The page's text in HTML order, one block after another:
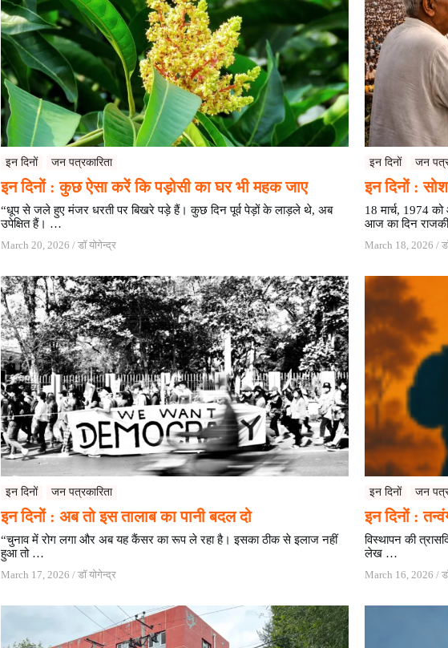
इन दिनों जन पत्रकारिता
इन दिनों : कुछ ऐसा करें कि पड़ोसी का घर भी महक जाए
“धूप से जले हुए मंजर धरती पर बिखरे पड़े हैं। कुछ दिन पूर्व पेड़ों के लाड़ले थे, अब
उपेक्षित हैं। …
March 20, 2026 / डॉ योगेन्द्र
इन दिनों जन
इन दिनों :
18 मार्च, 1974
आज का दिन
March 18, 2026 /
इन दिनों जन पत्रकारिता
इन दिनों : अब तो इस तालाब का पानी बदल दो
“चुनाव में रोग लगा और अब यह कैंसर का रूप ले रहा है। इसका ठीक से इलाज नहीं
हुआ तो …
March 17, 2026 / डॉ योगेन्द्र
इन दिनों जन
इन दिनों :
विस्थापन की
लेख …
March 16, 2026 /